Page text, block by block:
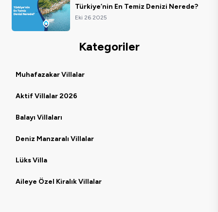
Türkiye’nin En Temiz Denizi Nerede?
Eki 26 2025
Kategoriler
Muhafazakar Villalar
Aktif Villalar 2026
Balayı Villaları
Deniz Manzaralı Villalar
Lüks Villa
Aileye Özel Kiralık Villalar